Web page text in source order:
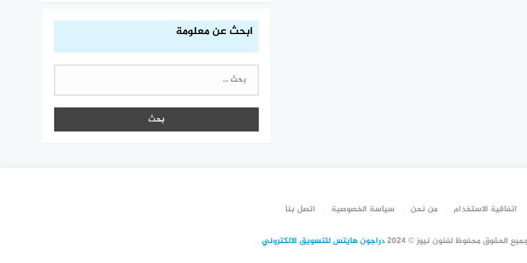
ابحث عن معلومة
البحث
اتفاقية الاستخدام من نحن سياسة الخصوصية اتصل بنا
الحقوق محفوظ لفنون نيوز © 2024 دراجون هايتس للتسويق الالكتروني